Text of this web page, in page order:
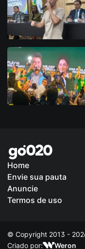
Home
Envie sua pauta
Anuncie
Termos de uso
© Copyright 2013 -
Criado por:
Weron